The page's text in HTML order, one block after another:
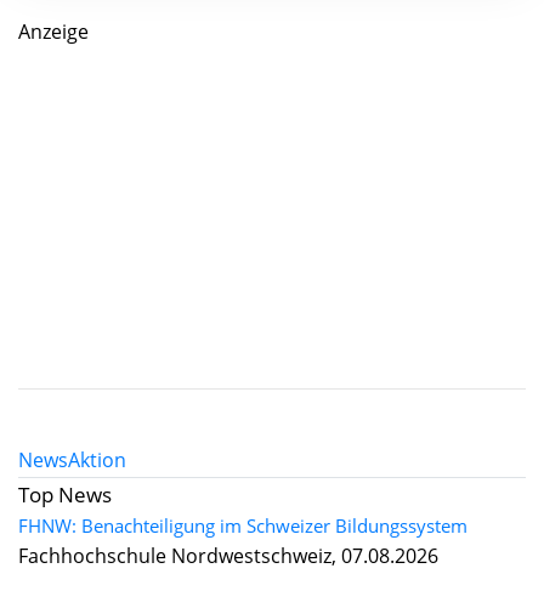
Anzeige
NewsAktion
Top News
FHNW: Benachteiligung im Schweizer Bildungssystem
Fachhochschule Nordwestschweiz, 07.08.2026